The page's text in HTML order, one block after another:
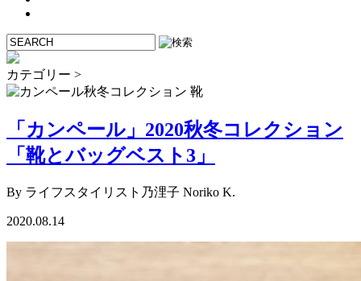
カテゴリー >
「カンペール」2020秋冬コレクション
「靴とバッグベスト3」
By ライフスタイリスト乃浬子 Noriko K.
2020.08.14